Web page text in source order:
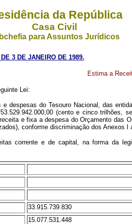
da República
Casa Civil
para Assuntos Jurídicos
3 DE JANEIRO DE 1989.
Estima a
Lei:
do Tesouro Nacional, das
(cento e cinco
e fixa a despesa do Orçamento das
conforme discriminação dos Anexos I
corrente e de capital, na forma da
33.915.739.830
15.077.531.448